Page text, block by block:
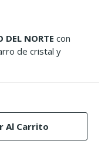
DEL NORTE con
de cristal y
Al Carrito